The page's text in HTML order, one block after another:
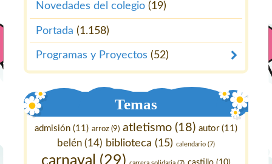
Novedades del colegio (19)
Portada (1.158)
Programas y Proyectos (52)
Temas
admisión (11) arroz (9) atletismo (18) autor(11)
belén (14) biblioteca (15) calendario (7)
carnaval (29)